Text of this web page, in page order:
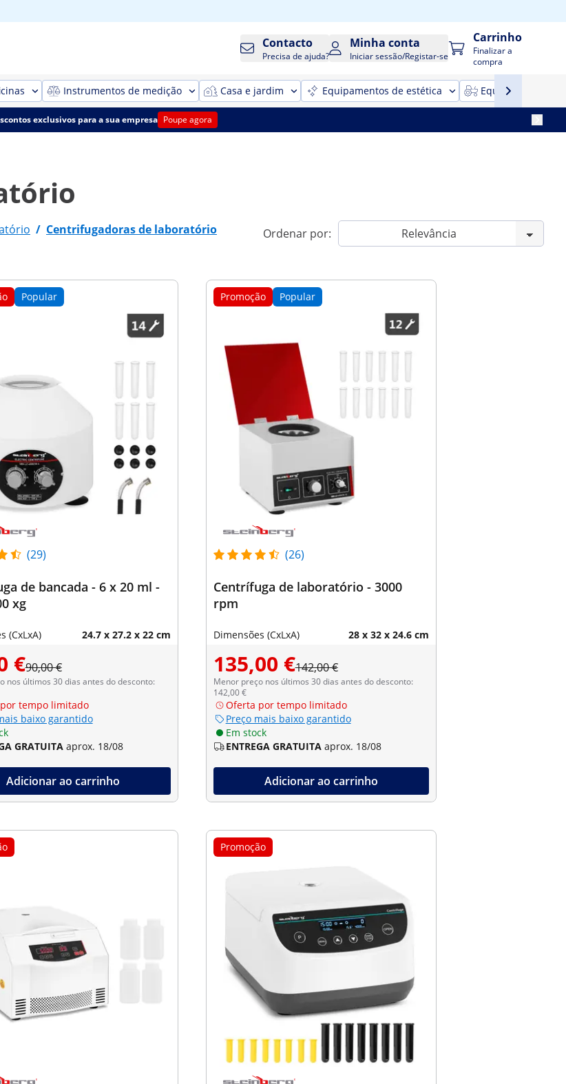
Contacto
Precisa de ajuda?
Minha conta
Iniciar sessão/Registar-se
Carrinho
Finalizar a
compra
Instrumentos de medição Casa e jardim Equipamentos de estética Equipamentos
exclusivos para a sua empresa Poupe agora
/ Centrifugadoras de laboratório Ordenar por:
Popular
(29)
de bancada - 6 x 20 ml -
xg
(CxLxA) 24.7 x 27.2 x 22 cm
€90,00 €
nos últimos 30 dias antes do desconto:
tempo limitado
baixo garantido
GRATUITA aprox. 18/08
Adicionar ao carrinho
Promoção Popular
(26)
Centrífuga de laboratório - 3000
rpm
Dimensões (CxLxA) 28 x 32 x 24.6 cm
135,00 €142,00 €
Menor preço nos últimos 30 dias antes do desconto:
142,00 €
Oferta por tempo limitado
Preço mais baixo garantido
Em stock
ENTREGA GRATUITA aprox. 18/08
Adicionar ao carrinho
Promoção